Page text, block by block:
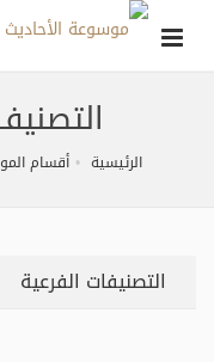
الرئيسية أقسام
التصنيفات الفرعية